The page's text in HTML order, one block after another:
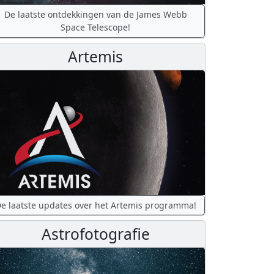
De laatste ontdekkingen van de James Webb
Space Telescope!
Artemis
laatste updates over het Artemis programma!
Astrofotografie